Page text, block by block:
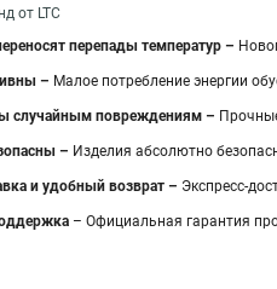
от LTC
перепады температур –
– Малое потребление энергии
случайным повреждениям –
– Изделия абсолютно
и удобный возврат – Экспресс-
– Официальная гарантия